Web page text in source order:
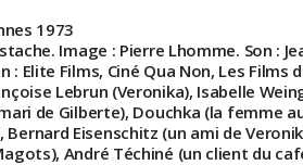
1973
Image : Pierre Lhomme. Son :
Elite Films, Ciné Qua Non, Les
Lebrun (Veronika), Isabelle
de Gilberte), Douchka (la femme
Eisenschitz (un ami de
André Téchiné (un client du